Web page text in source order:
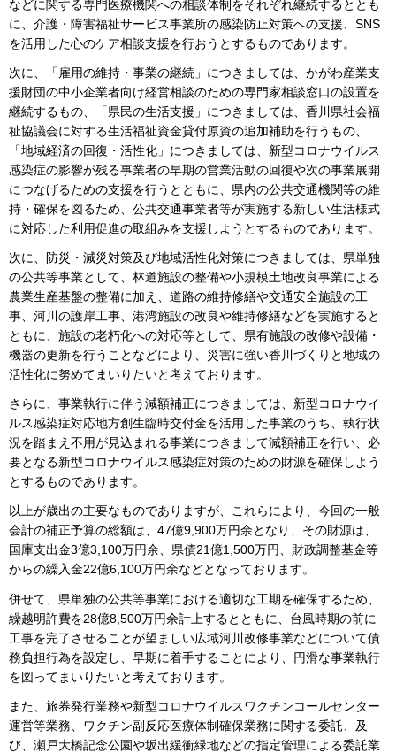
などに関する専門医療機関への相談体制をそれぞれ継続するととも
に、介護・障害福祉サービス事業所の感染防止対策への支援、SNS
を活用した心のケア相談支援を行おうとするものであります。
次に、「雇用の維持・事業の継続」につきましては、かがわ産業支
援財団の中小企業者向け経営相談のための専門家相談窓口の設置を
継続するもの、「県民の生活支援」につきましては、香川県社会福
祉協議会に対する生活福祉資金貸付原資の追加補助を行うもの、
「地域経済の回復・活性化」につきましては、新型コロナウイルス
感染症の影響が残る事業者の早期の営業活動の回復や次の事業展開
につなげるための支援を行うとともに、県内の公共交通機関等の維
持・確保を図るため、公共交通事業者等が実施する新しい生活様式
に対応した利用促進の取組みを支援しようとするものであります。
次に、防災・減災対策及び地域活性化対策につきましては、県単独
の公共等事業として、林道施設の整備や小規模土地改良事業による
農業生産基盤の整備に加え、道路の維持修繕や交通安全施設の工
事、河川の護岸工事、港湾施設の改良や維持修繕などを実施すると
ともに、施設の老朽化への対応等として、県有施設の改修や設備・
機器の更新を行うことなどにより、災害に強い香川づくりと地域の
活性化に努めてまいりたいと考えております。
さらに、事業執行に伴う減額補正につきましては、新型コロナウイ
ルス感染症対応地方創生臨時交付金を活用した事業のうち、執行状
況を踏まえ不用が見込まれる事業につきまして減額補正を行い、必
要となる新型コロナウイルス感染症対策のための財源を確保しよう
とするものであります。
以上が歳出の主要なものでありますが、これらにより、今回の一般
会計の補正予算の総額は、47億9,900万円余となり、その財源は、
国庫支出金3億3,100万円余、県債21億1,500万円、財政調整基金等
からの繰入金22億6,100万円余などとなっております。
併せて、県単独の公共等事業における適切な工期を確保するため、
繰越明許費を28億8,500万円余計上するとともに、台風時期の前に
工事を完了させることが望ましい広域河川改修事業などについて債
務負担行為を設定し、早期に着手することにより、円滑な事業執行
を図ってまいりたいと考えております。
また、旅券発行業務や新型コロナウイルスワクチンコールセンター
運営等業務、ワクチン副反応医療体制確保業務に関する委託、及
び、瀬戸大橋記念公園や坂出緩衝緑地などの指定管理による委託業